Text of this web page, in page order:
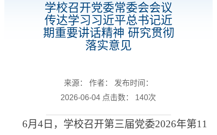
学校召开党委常委会会议
传达学习习近平总书记近
期重要讲话精神 研究贯彻
落实意见
来源： 作者： 发布时间：
2026-06-04 点击数： 140次
6月4日，学校召开第三届党委2026年第11